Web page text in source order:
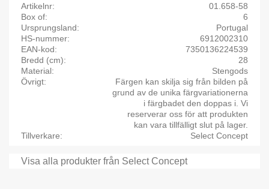
Artikelnr
01.658-58
Box of
6
Ursprungsland
Portugal
HS-nummer
6912002310
EAN-kod
7350136224539
Bredd (cm)
28
Material
Stengods
Övrigt
Färgen kan skilja sig från bilden på
grund av de unika färgvariationerna
i färgbadet den doppas i. Vi
reserverar oss för att produkten
kan vara tillfälligt slut på lager.
Tillverkare
Select Concept
Visa alla produkter från Select Concept